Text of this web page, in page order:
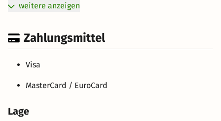
weitere anzeigen
Zahlungsmittel
Visa
MasterCard / EuroCard
Lage